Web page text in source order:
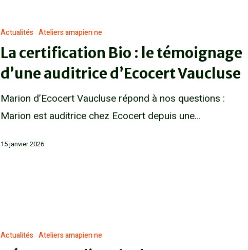
Actualités Ateliers amapien·ne
La certification Bio : le témoignage
d’une auditrice d’Ecocert Vaucluse
Marion d’Ecocert Vaucluse répond à nos questions :
Marion est auditrice chez Ecocert depuis une…
15 janvier 2026
Actualités Ateliers amapien·ne